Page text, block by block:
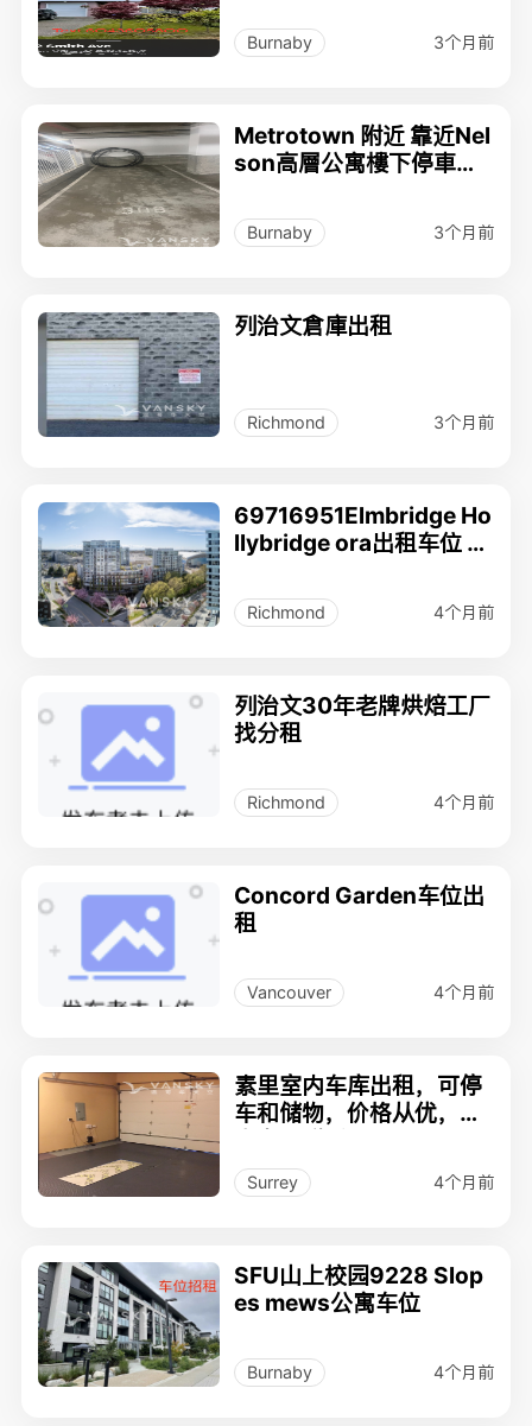
Burnaby 3个月前
Metrotown 附近 靠近Nel
son高層公寓樓下停車場
Burnaby 3个月前
列治文倉庫出租
Richmond 3个月前
69716951Elmbridge Ho
llybridge ora出租车位 5
Richmond 4个月前
列治文30年老牌烘焙工厂
找分租
Richmond 4个月前
Concord Garden车位出
租
Vancouver 4个月前
素里室内车库出租，可停
车和储物，价格从优，有
948
Surrey 4个月前
SFU山上校园9228 Slop
es mews公寓车位
Burnaby 4个月前